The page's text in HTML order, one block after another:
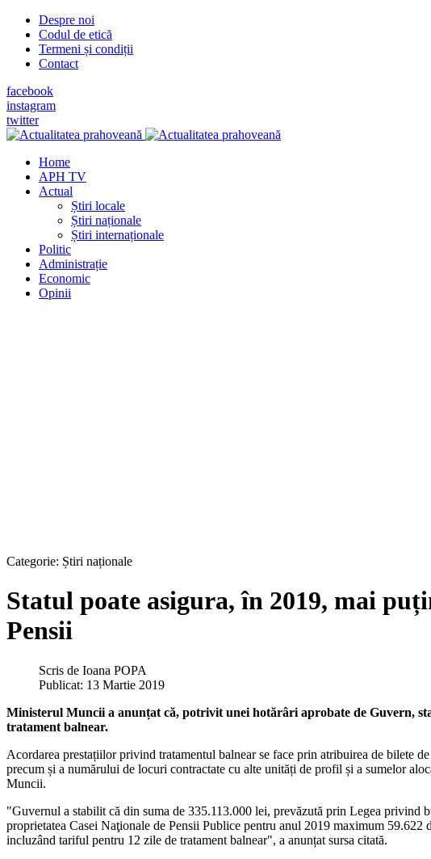
Despre noi
Codul de etică
Termeni și condiții
Contact
facebook
instagram
twitter
Home
APH TV
Actual
Știri locale
Știri naționale
Știri internaționale
Politic
Administrație
Economic
Opinii
Categorie: Știri naționale
Statul poate asigura, în 2019, mai
Pensii
Scris de Ioana POPA
Publicat: 13 Martie 2019
Ministerul Muncii a anunțat că, potrivit unei hotărâri aprobate de Guvern,
tratament balnear.
Acordarea prestațiilor privind tratamentul balnear se face prin atribuirea de bilete
precum și a numărului de locuri contractate cu alte unități de profil și a sumelor
Muncii.
"Guvernul a stabilit că din suma de 335.113.000 lei, prevăzută prin Legea privind
proprietatea Casei Naţionale de Pensii Publice pentru anul 2019 maximum
incluzând tariful pentru 12 zile de tratament balnear", a anunțat sursa citată.